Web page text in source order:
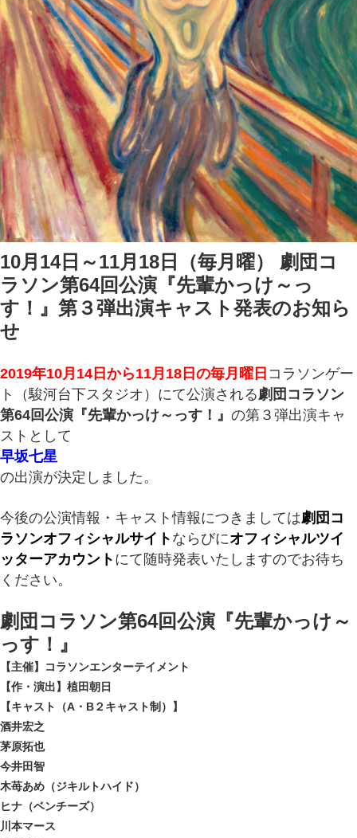
10月14日～11月18日（毎月曜） 劇団コ
ラソン第64回公演『先輩かっけ～っ
す！』第３弾出演キャスト発表のお知ら
せ
2019年10月14日から11月18日の毎月曜日 コラソンゲー
ト（駿河台下スタジオ）にて公演される劇団コラソン
第64回公演『先輩かっけ～っす！』 の第３弾出演キャ
ストとして
早坂七星
の出演が決定しました。
今後の公演情報・キャスト情報につきましては劇団コ
ラソンオフィシャルサイト ならびにオフィシャルツイ
ッターアカウント にて随時発表いたしますのでお待ち
ください。
劇団コラソン第64回公演『先輩かっけ～
っす！』
【主催】コラソンエンターテイメント
【作・演出】植田朝日
【キャスト（A・B２キャスト制）】
酒井宏之
茅原拓也
今井田智
木苺あめ（ジキルトハイド）
ヒナ（ベンチーズ）
川本マース